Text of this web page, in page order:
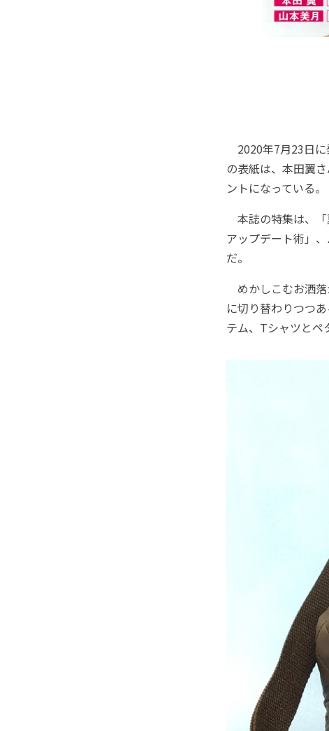
2020年7月23日に
の表紙は、本田翼
ントになっている。
本誌の特集は、
アップデート術」
だ。
めかしこむお洒
に切り替わりつつ
テム、Tシャツとペ